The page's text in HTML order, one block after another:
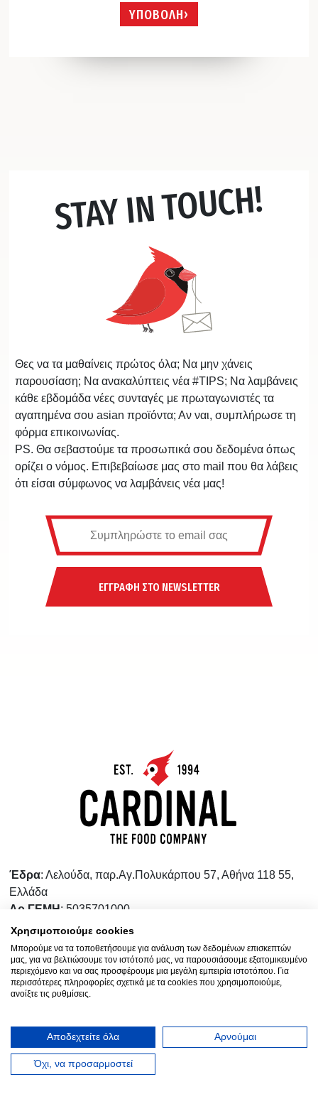
ΥΠΟΒΟΛΗ
STAY IN TOUCH!
Θες να τα μαθαίνεις πρώτος όλα; Να μην χάνεις
παρουσίαση; Να ανακαλύπτεις νέα #TIPS; Να λαμβάνεις
κάθε εβδομάδα νέες συνταγές με πρωταγωνιστές τα
αγαπημένα σου asian προϊόντα; Αν ναι, συμπλήρωσε τη
φόρμα επικοινωνίας.
PS. Θα σεβαστούμε τα προσωπικά σου δεδομένα όπως
ορίζει ο νόμος. Επιβεβαίωσε μας στο mail που θα λάβεις
ότι είσαι σύμφωνος να λαμβάνεις νέα μας!
ΕΓΓΡΑΦΗ ΣΤΟ NEWSLETTER
Έδρα: Λελούδα, παρ.Αγ.Πολυκάρπου 57, Αθήνα 118 55,
Ελλάδα
Αρ.ΓΕΜΗ: 5035701000
Τηλέφωνο:+ 30 210 3471135
Φαξ:+30 210 3410208
Επικοινώνησε μαζί μας στοinfo@cardinal.gr
Στείλε την παραγγελία σου στο
Όροι Χρήσης
Πολιτική Προστασίας Προσωπικών Δεδομένων
Χρησιμοποιούμε cookies
Μπορούμε να τα τοποθετήσουμε για ανάλυση των δεδομένων επισκεπτών
μας, για να βελτιώσουμε τον ιστότοπό μας, να παρουσιάσουμε εξατομικευμένο
περιεχόμενο και να σας προσφέρουμε μια μεγάλη εμπειρία ιστοτόπου. Για
περισσότερες πληροφορίες σχετικά με τα cookies που χρησιμοποιούμε,
ανοίξτε τις ρυθμίσεις.
Αποδεχτείτε όλα Αρνούμαι
Όχι, να προσαρμοστεί